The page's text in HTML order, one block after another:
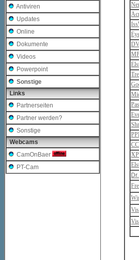
Antiviren
Updates
Online
Dokumente
Videos
Powerpoint
Sonstige
Links
Partnerseiten
Partner werden?
Sonstige
Webcams
CamOnBaer
PT-Cam